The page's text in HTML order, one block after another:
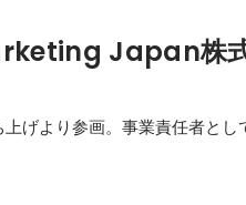
Japan株
げより参画。事業責任者とし